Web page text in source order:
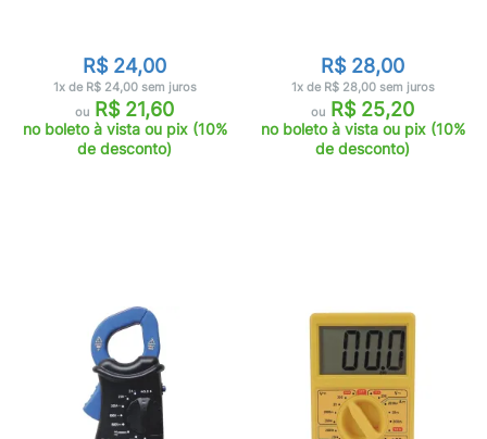
R$ 24,00
1x de R$ 24,00 sem juros
ou R$ 21,60
no boleto à vista ou pix (10%
de desconto)
R$ 28,00
1x de R$ 28,00 sem juros
ou R$ 25,20
no boleto à vista ou pix (10%
de desconto)